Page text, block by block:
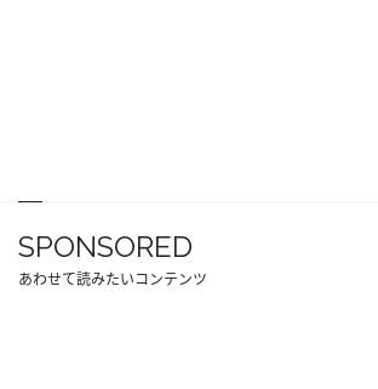
SPONSORED
あわせて読みたいコンテンツ